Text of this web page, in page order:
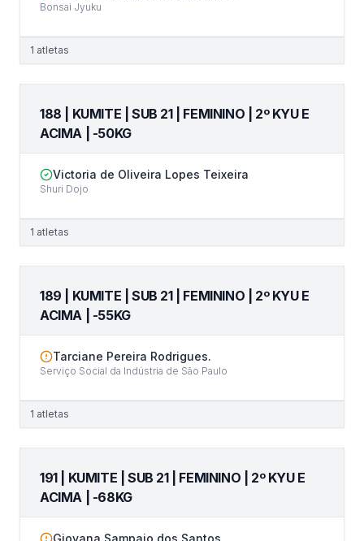
Bonsai Jyuku
1 atletas
188 | KUMITE | SUB 21 | FEMININO | 2º KYU E
ACIMA | -50KG
Victoria de Oliveira Lopes Teixeira
Shuri Dojo
1 atletas
189 | KUMITE | SUB 21 | FEMININO | 2º KYU E
ACIMA | -55KG
Tarciane Pereira Rodrigues.
Serviço Social da Indústria de São Paulo
1 atletas
191 | KUMITE | SUB 21 | FEMININO | 2º KYU E
ACIMA | -68KG
Giovana Sampaio dos Santos